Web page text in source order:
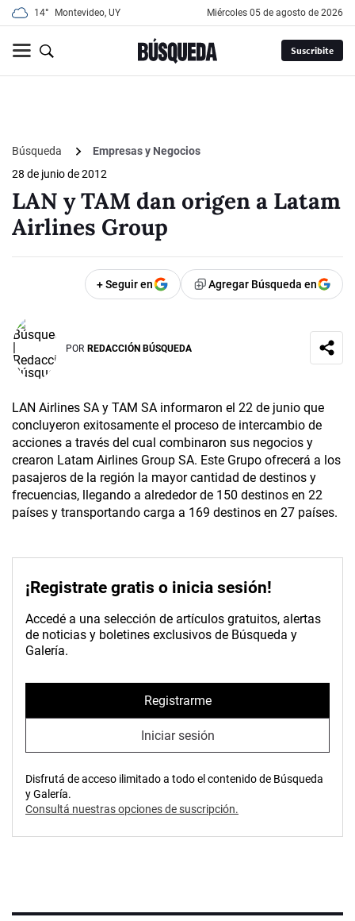
14° Montevideo, UY miércoles 05 de agosto de 2026
Suscribite
Búsqueda
Empresas y Negocios
28 de junio de 2012
LAN y TAM dan origen a Latam
Airlines Group
+ Seguir en Agregar Búsqueda en
POR REDACCIÓN BÚSQUEDA
LAN Airlines SA y TAM SA informaron el 22 de junio que
concluyeron exitosamente el proceso de intercambio de
acciones a través del cual combinaron sus negocios y
crearon Latam Airlines Group SA. Este Grupo ofrecerá a los
pasajeros de la región la mayor cantidad de destinos y
frecuencias, llegando a alrededor de 150 destinos en 22
países y transportando carga a 169 destinos en 27 países.
¡Registrate gratis o inicia sesión!
Accedé a una selección de artículos gratuitos, alertas
de noticias y boletines exclusivos de Búsqueda y
Galería.
Registrarme
Iniciar sesión
Disfrutá de acceso ilimitado a todo el contenido de Búsqueda
y Galería.
Consultá nuestras opciones de suscripción.